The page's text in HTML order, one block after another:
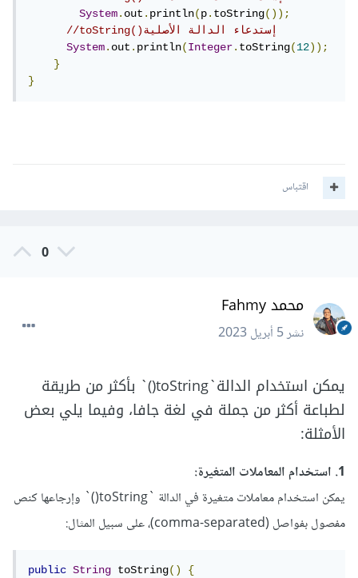
System.out.println(p.toString());
System.out.println(Integer.toString(12));
}
}
اقتباس
0
محمد Fahmy
نشر5 أبريل 2023
يمكن استخدام الدالة`toString()` بأكثر من طريقة
لطباعة أكثر من جملة في لغة جافا، وفيما يلي بعض
الأمثلة:
1. استخدام المعاملات المتغيرة:
يمكن استخدام معاملات متغيرة في الدالة `toString()` وإرجاعها كنص
مفصول بفواصل (comma-separated)، على سبيل المثال:
public String toString()
{